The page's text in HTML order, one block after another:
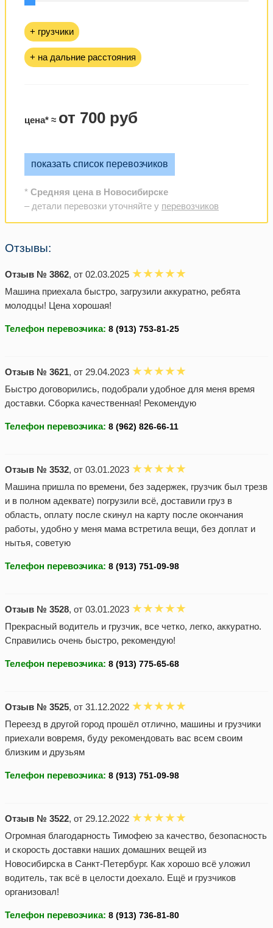
+ грузчики
+ на дальние расстояния
цена* ≈ от 700 руб
показать список перевозчиков
* Средняя цена в Новосибирске
– детали перевозки уточняйте у перевозчиков
Отзывы:
Отзыв № 3862, от 02.03.2025
Машина приехала быстро, загрузили аккуратно, ребята
молодцы! Цена хорошая!
Телефон перевозчика:
Отзыв № 3621, от 29.04.2023
Быстро договорились, подобрали удобное для меня время
доставки. Сборка качественная! Рекомендую
Телефон перевозчика:
Отзыв № 3532, от 03.01.2023
Машина пришла по времени, без задержек, грузчик был трезв
и в полном адеквате) погрузили всё, доставили груз в
область, оплату после скинул на карту после окончания
работы, удобно у меня мама встретила вещи, без доплат и
нытья, советую
Телефон перевозчика:
Отзыв № 3528, от 03.01.2023
Прекрасный водитель и грузчик, все четко, легко, аккуратно.
Справились очень быстро, рекомендую!
Телефон перевозчика:
Отзыв № 3525, от 31.12.2022
Переезд в другой город прошёл отлично, машины и грузчики
приехали вовремя, буду рекомендовать вас всем своим
близким и друзьям
Телефон перевозчика:
Отзыв № 3522, от 29.12.2022
Огромная благодарность Тимофею за качество, безопасность
и скорость доставки наших домашних вещей из
Новосибирска в Санкт-Петербург. Как хорошо всё уложил
водитель, так всё в целости доехало. Ещё и грузчиков
организовал!
Телефон перевозчика: